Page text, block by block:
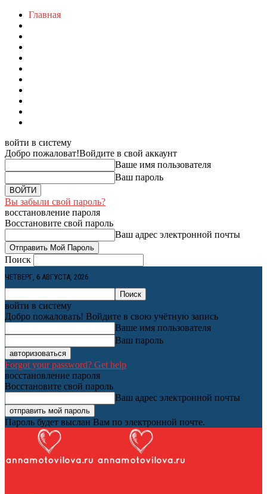
Главная
войти в систему
Добро пожаловат!Войдите в свой аккаунт
Ваше имя пользователя
Ваш пароль
Вы забыли свой пароль?
восстановление пароля
Восстановите свой пароль
Ваш адрес электронной почты
Поиск
ЧЕТВЕРГ, 6 АВГУСТА, 2026
войти в систему
Добро пожаловать! Войдите в свою учётную запись
Ваше имя пользователя
Ваш пароль
Forgot your password? Get help
восстановление пароля
Восстановите свой пароль
Ваш адрес электронной почты
Пароль будет выслан Вам по электронной почте.